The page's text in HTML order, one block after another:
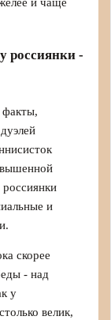
россиянки -
факты,
и
скорее
- над
у
велик,